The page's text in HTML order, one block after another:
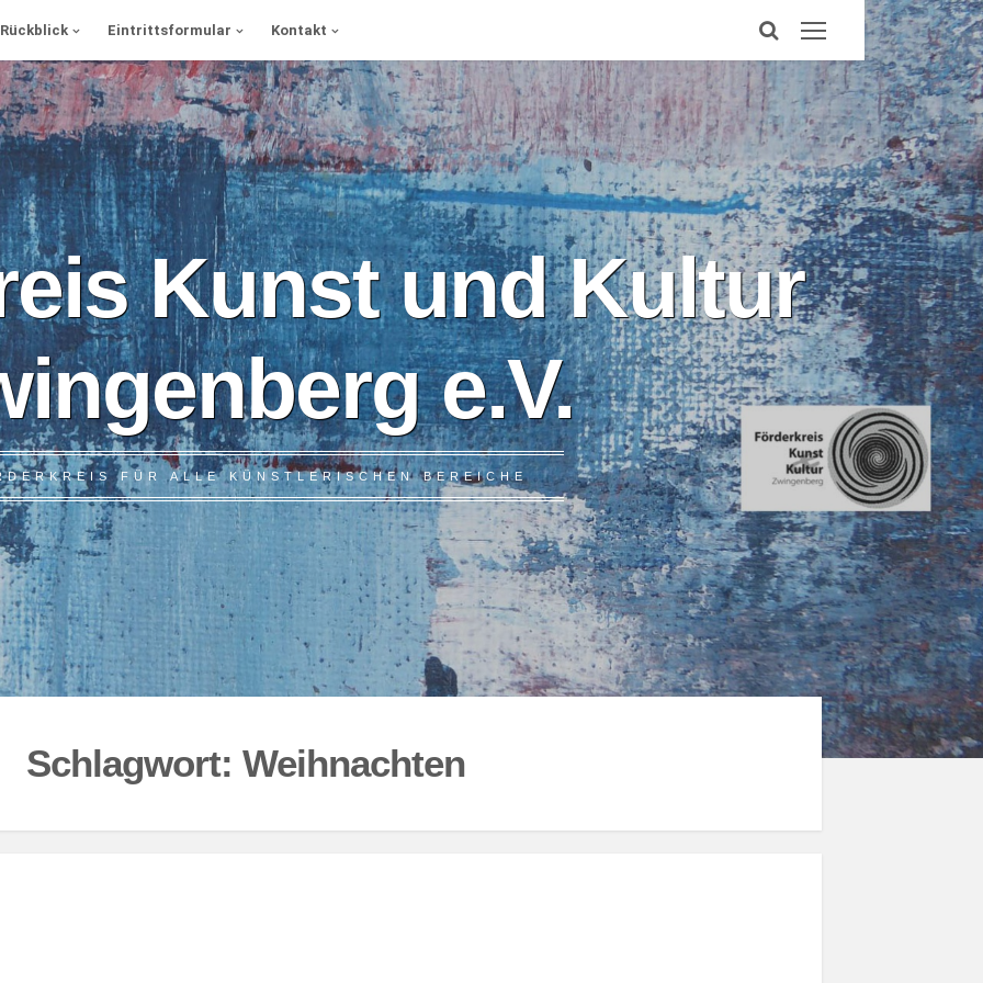
Rückblick Eintrittsformular Kontakt
Kunst und Kultur
e.V.
FÜR ALLE KÜNSTLERISCHEN BEREICHE
Schlagwort: Weihnachten